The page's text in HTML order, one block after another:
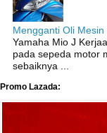
Mengganti Oli Mesin
Yamaha Mio J
pada sepeda motor
sebaiknya ...
Promo Lazada: